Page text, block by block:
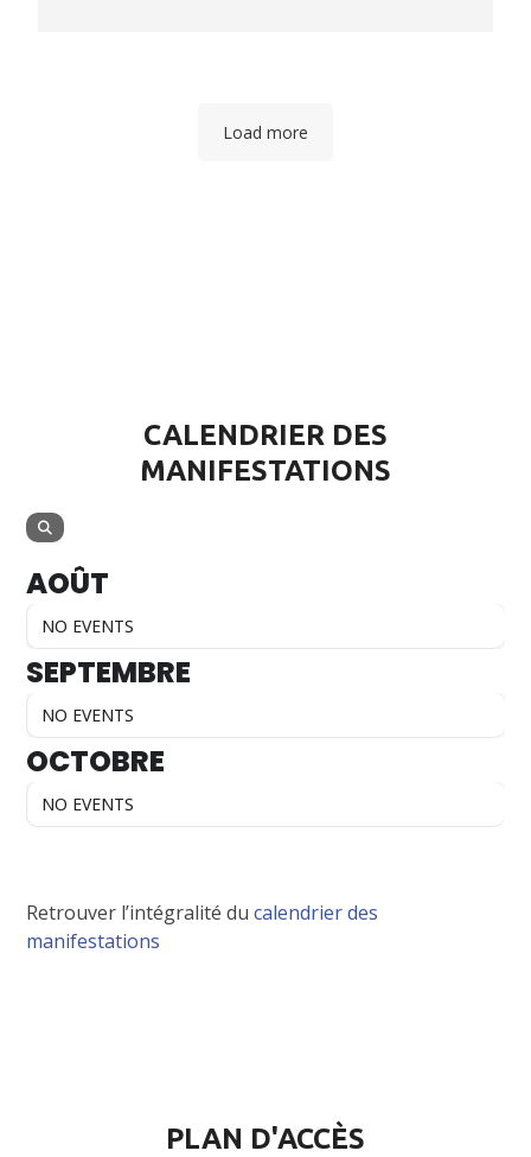
Load more
CALENDRIER DES
MANIFESTATIONS
AOÛT
NO EVENTS
SEPTEMBRE
NO EVENTS
OCTOBRE
NO EVENTS
Retrouver l’intégralité ducalendrier des
manifestations
PLAN D'ACCÈS